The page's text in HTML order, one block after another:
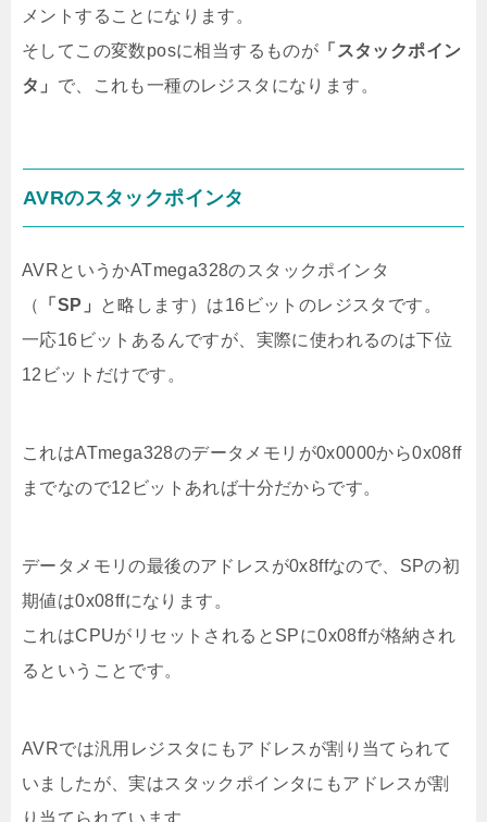
メントすることになります。
そしてこの変数posに相当するものが 「スタックポイン
タ」 で、これも一種のレジスタになります。
AVRのスタックポインタ
AVRというかATmega328のスタックポインタ
（
「SP」
と略します）は16ビットのレジスタです。
一応16ビットあるんですが、実際に使われるのは下位
12ビットだけです。
これはATmega328のデータメモリが0x0000から0x08ff
までなので12ビットあれば十分だからです。
データメモリの最後のアドレスが0x8ffなので、SPの初
期値は0x08ffになります。
これはCPUがリセットされるとSPに0x08ffが格納され
るということです。
AVRでは汎用レジスタにもアドレスが割り当てられて
いましたが、実はスタックポインタにもアドレスが割
り当てられています。